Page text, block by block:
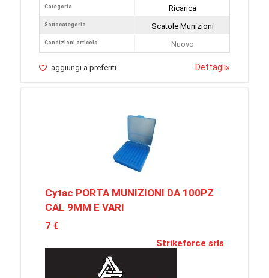
Categoria
Sottocategoria
Condizioni articolo
Ricarica
Scatole Munizioni
Nuovo
aggiungi a preferiti Dettagli»
Cytac PORTA MUNIZIONI DA 100PZ
CAL 9MM E VARI
7 €
Strikeforce srls